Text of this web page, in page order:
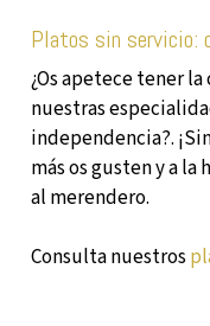
Platos sin servicio:
¿Os apetece tener
nuestras
independencia?.
más os gusten y a la
al merendero.
Consulta nuestros